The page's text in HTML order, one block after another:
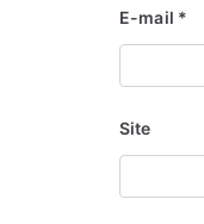
E-mail *
Site